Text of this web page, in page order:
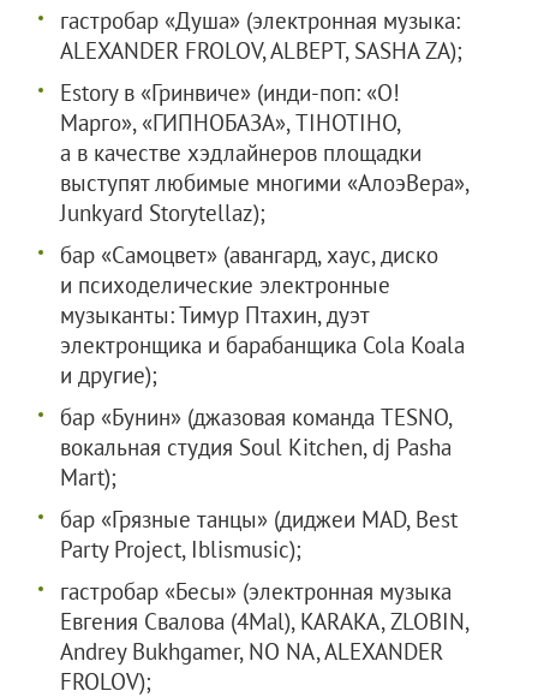
гастробар «Душа» (электронная музыка:
ALEXANDER FROLOV, ALBEPT, SASHA ZA);
Estory в «Гринвиче» (инди-поп: «О!
Марго», «ГИПНОБАЗА», TIHOTIHO,
а в качестве хэдлайнеров площадки
выступят любимые многими «АлоэВера»,
Junkyard Storytellaz);
бар «Самоцвет» (авангард, хаус, диско
и психоделические электронные
музыканты: Тимур Птахин, дуэт
электронщика и барабанщика Cola Koala
и другие);
бар «Бунин» (джазовая команда TESNO,
вокальная студия Soul Kitchen, dj Pasha
Mart);
бар «Грязные танцы» (диджеи MAD, Best
Party Project, Iblismusic);
гастробар «Бесы» (электронная музыка
Евгения Свалова (4Mal), KARAKA, ZLOBIN,
Andrey Bukhgamer, NO NA, ALEXANDER
FROLOV);